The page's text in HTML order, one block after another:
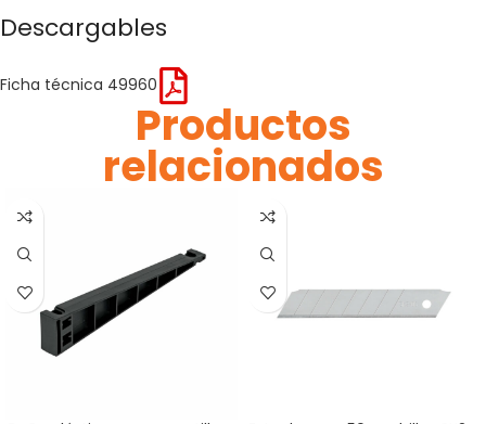
Descargables
Ficha técnica 49960
Productos
relacionados